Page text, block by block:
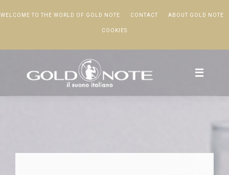
WELCOME TO THE WORLD OF GOLD NOTE CONTACT ABOUT GOLD NOTE
COOKIES